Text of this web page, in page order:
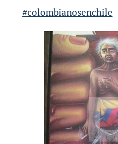
#colombianosenchile